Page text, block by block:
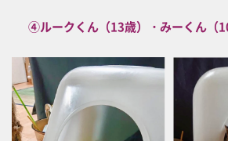
④ルークくん（13歳）・みーくん（